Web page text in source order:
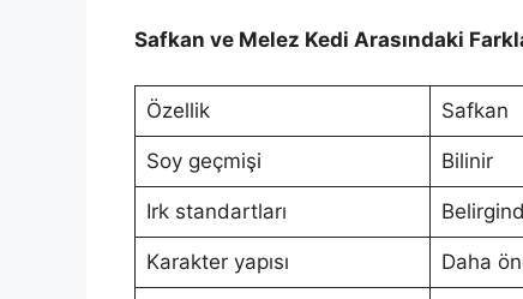
Safkan ve Melez Kedi Arasındaki
Özellik Safkan
Soy geçmişi Bilinir
Irk standartları
Karakter yapısı Daha